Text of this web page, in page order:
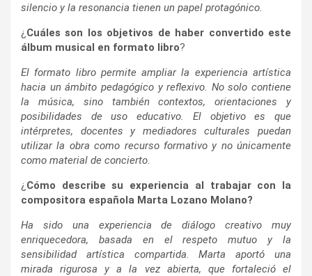
silencio y la resonancia tienen un papel protagónico.
¿ Cuáles son los objetivos de haber convertido este
álbum musical en formato libro?
El formato libro permite ampliar la experiencia artística
hacia un ámbito pedagógico y reflexivo. No solo contiene
la música, sino también contextos, orientaciones y
posibilidades de uso educativo. El objetivo es que
intérpretes, docentes y mediadores culturales puedan
utilizar la obra como recurso formativo y no únicamente
como material de concierto.
¿ Cómo describe su experiencia al trabajar con la
compositora española Marta Lozano Molano?
Ha sido una experiencia de diálogo creativo muy
enriquecedora, basada en el respeto mutuo y la
sensibilidad artística compartida. Marta aportó una
mirada rigurosa y a la vez abierta, que fortaleció el